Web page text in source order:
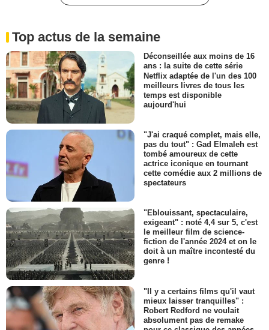
Top actus de la semaine
Déconseillée aux moins de 16
ans : la suite de cette série
Netflix adaptée de l'un des 100
meilleurs livres de tous les
temps est disponible
aujourd'hui
"J'ai craqué complet, mais elle,
pas du tout" : Gad Elmaleh est
tombé amoureux de cette
actrice iconique en tournant
cette comédie aux 2 millions de
spectateurs
"Eblouissant, spectaculaire,
exigeant" : noté 4,4 sur 5, c'est
le meilleur film de science-
fiction de l'année 2024 et on le
doit à un maître incontesté du
genre !
"Il y a certains films qu'il vaut
mieux laisser tranquilles" :
Robert Redford ne voulait
absolument pas de remake